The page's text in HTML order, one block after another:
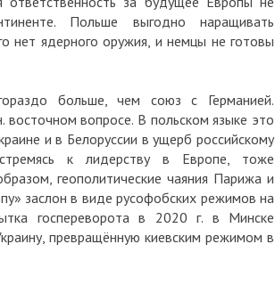
Польше выгодно наращивать
нет ядерного оружия, и немцы не готовы
больше, чем союз с Германией.
восточном вопросе. В польском языке это
и в Белоруссии в ущерб российскому
к лидерству в Европе, тоже
геополитические чаяния Парижа и
заслон в виде русофобских режимов на
госпереворота в 2020 г. в Минске
превращённую киевским режимом в